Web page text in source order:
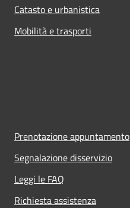
Catasto e urbanistica
Mobilità e trasporti
Prenotazione appuntamento
Segnalazione disservizio
Leggi le FAQ
Richiesta assistenza